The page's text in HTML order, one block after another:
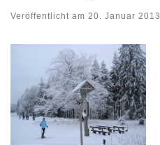
Veröffentlicht am 20. Januar 2013